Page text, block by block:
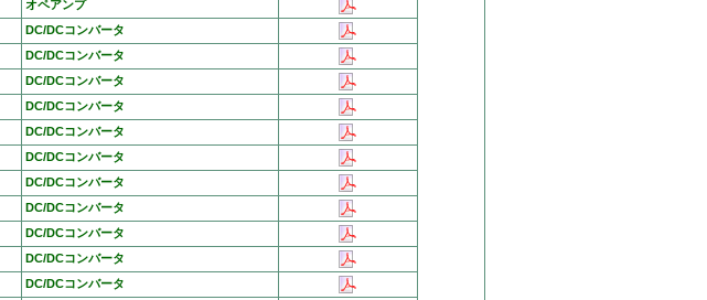
オペアンプ
DC/DCコンバータ
DC/DCコンバータ
DC/DCコンバータ
DC/DCコンバータ
DC/DCコンバータ
DC/DCコンバータ
DC/DCコンバータ
DC/DCコンバータ
DC/DCコンバータ
DC/DCコンバータ
DC/DCコンバータ